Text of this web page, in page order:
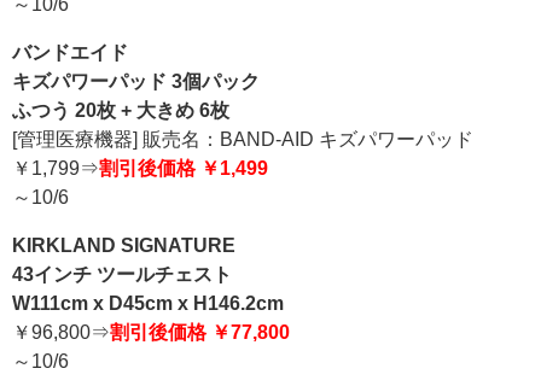
～10/6
バンドエイド
キズパワーパッド 3個パック
ふつう 20枚 + 大きめ 6枚
[管理医療機器] 販売名：BAND-AID キズパワーパッド
￥1,799⇒割引後価格 ￥1,499
～10/6
KIRKLAND SIGNATURE
43インチ ツールチェスト
W111cm x D45cm x H146.2cm
￥96,800⇒割引後価格 ￥77,800
～10/6